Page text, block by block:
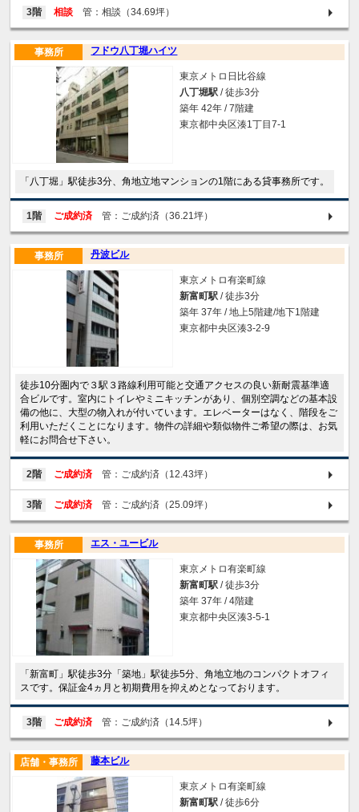
3階 相談 管：相談（34.69坪）
フドウ八丁堀ハイツ
事務所
東京メトロ日比谷線
八丁堀駅 / 徒歩3分
築年 42年 / 7階建
東京都中央区湊1丁目7-1
「八丁堀」駅徒歩3分、角地立地マンションの1階にある貸事務所です。
1階 ご成約済 管：ご成約済（36.21坪）
丹波ビル
事務所
東京メトロ有楽町線
新富町駅 / 徒歩3分
築年 37年 / 地上5階建/地下1階建
東京都中央区湊3-2-9
徒歩10分圏内で３駅３路線利用可能と交通アクセスの良い新耐震基準適
合ビルです。室内にトイレやミニキッチンがあり、個別空調などの基本設
備の他に、大型の物入れが付いています。エレベーターはなく、階段をご
利用いただくことになります。物件の詳細や類似物件ご希望の際は、お気
軽にお問合せ下さい。
2階 ご成約済 管：ご成約済（12.43坪）
3階 ご成約済 管：ご成約済（25.09坪）
エス・ユービル
事務所
東京メトロ有楽町線
新富町駅 / 徒歩3分
築年 37年 / 4階建
東京都中央区湊3-5-1
「新富町」駅徒歩3分「築地」駅徒歩5分、角地立地のコンパクトオフィ
スです。保証金4ヵ月と初期費用を抑えめとなっております。
3階 ご成約済 管：ご成約済（14.5坪）
藤本ビル
店舗・事務所
東京メトロ有楽町線
新富町駅 / 徒歩6分